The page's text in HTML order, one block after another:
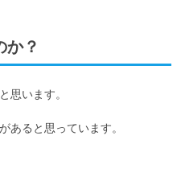
か？
思います。
あると思っています。